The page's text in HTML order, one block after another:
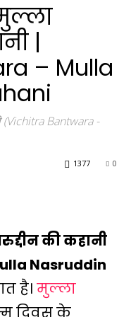
|
– Mulla
(Vichitra Bantwara -
0
1377
की कहानी
Nasruddin
है। मुल्ला
दिवस के